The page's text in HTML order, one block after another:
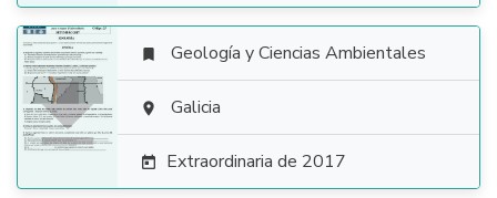

 Geología y Ciencias Ambientales
 Galicia
 Extraordinaria de 2017